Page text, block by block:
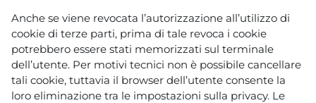
Anche se viene revocata l’autorizzazione all’utilizzo di
cookie di terze parti, prima di tale revoca i cookie
potrebbero essere stati memorizzati sul terminale
dell’utente. Per motivi tecnici non è possibile cancellare
tali cookie, tuttavia il browser dell’utente consente la
loro eliminazione tra le impostazioni sulla privacy. Le